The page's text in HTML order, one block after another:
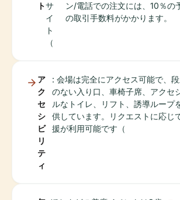
トサ
イ
ト
（
ン/電話での注文には、10％の
の取引手数料がかかります。
ア
ク
セ
シ
ビ
リ
テ
ィ
: 会場は完全にアクセス可能で、
のない入り口、車椅子席、アクセ
ルなトイレ、リフト、誘導ループ
供しています。リクエストに応じ
援が利用可能です（